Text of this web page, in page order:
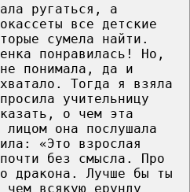
ругаться, а
все детские
сумела найти.
понравилась! Но,
понимала, да и
Тогда я взяла
учительницу
о чем эта
она послушала
«Это взрослая
без смысла. Про
дракона. Лучше бы ты
всякую ерунду